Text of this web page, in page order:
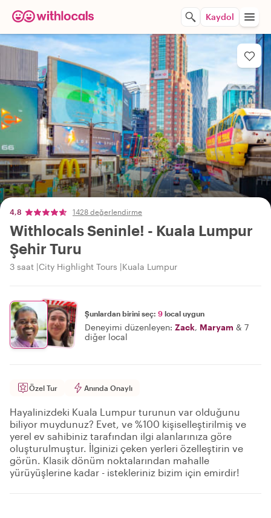
Kaydol
4,8 1428 değerlendirme
Withlocals Seninle! - Kuala Lumpur
Şehir Turu
3 saat City Highlight Tours Kuala Lumpur
Şunlardan birini seç: 9 local uygun
Deneyimi düzenleyen: Zack, Maryam & 7
diğer local
Özel Tur Anında Onaylı
Hayalinizdeki Kuala Lumpur turunun var olduğunu
biliyor muydunuz? Evet, ve %100 kişiselleştirilmiş ve
yerel ev sahibiniz tarafından ilgi alanlarınıza göre
oluşturulmuştur. İlginizi çeken yerleri özelleştirin ve
görün. Klasik dönüm noktalarından mahalle
yürüyüşlerine kadar - istekleriniz bizim için emirdir!